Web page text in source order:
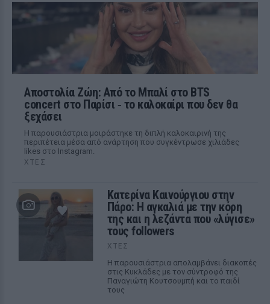
Αποστολία Ζώη: Από το Μπαλί στο BTS
concert στο Παρίσι ‑ το καλοκαίρι που δεν θα
ξεχάσει
Η παρουσιάστρια μοιράστηκε τη διπλή καλοκαιρινή της
περιπέτεια μέσα από ανάρτηση που συγκέντρωσε χιλιάδες
likes στο Instagram.
ΧΤΕΣ
Κατερίνα Καινούργιου στην
Πάρο: Η αγκαλιά με την κόρη
της και η λεζάντα που «λύγισε»
τους followers
ΧΤΕΣ
Η παρουσιάστρια απολαμβάνει διακοπές
στις Κυκλάδες με τον σύντροφό της
Παναγιώτη Κουτσουμπή και το παιδί
τους